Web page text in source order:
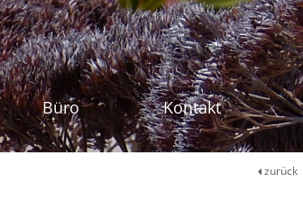
Zum Inhalt springen
Büro Kontakt
zurück